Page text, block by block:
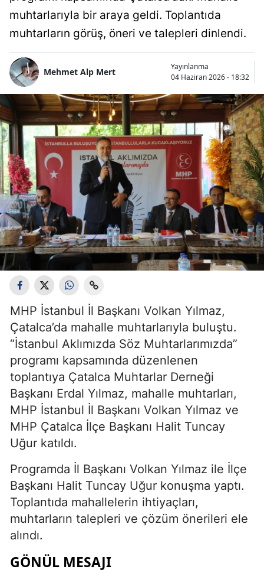
muhtarlarıyla bir araya geldi. Toplantıda
muhtarların görüş, öneri ve talepleri dinlendi.
Mehmet Alp Mert
Yayınlanma
04 Haziran 2026 - 18:32
MHP İstanbul İl Başkanı Volkan Yılmaz,
Çatalca’da mahalle muhtarlarıyla buluştu.
“İstanbul Aklımızda Söz Muhtarlarımızda”
programı kapsamında düzenlenen
toplantıya Çatalca Muhtarlar Derneği
Başkanı Erdal Yılmaz, mahalle muhtarları,
MHP İstanbul İl Başkanı Volkan Yılmaz ve
MHP Çatalca İlçe Başkanı Halit Tuncay
Uğur katıldı.
Programda İl Başkanı Volkan Yılmaz ile İlçe
Başkanı Halit Tuncay Uğur konuşma yaptı.
Toplantıda mahallelerin ihtiyaçları,
muhtarların talepleri ve çözüm önerileri ele
alındı.
GÖNÜL MESAJI